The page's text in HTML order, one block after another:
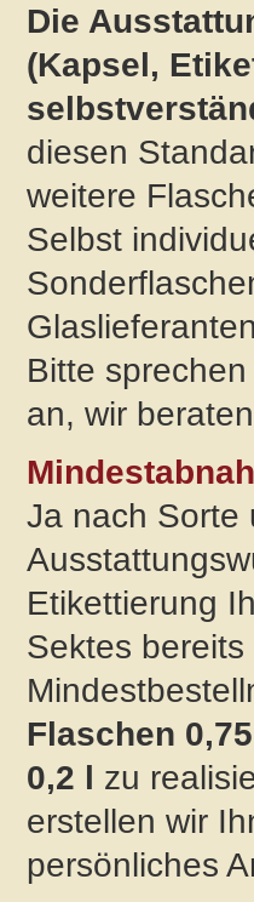
Die
(Kapsel,
diesen
weitere
Selbst
Bitte
an, wir
Ja nach Sorte
Etikettierung
Sektes
Flaschen
0,2 l zu
erstellen wir
persönliches